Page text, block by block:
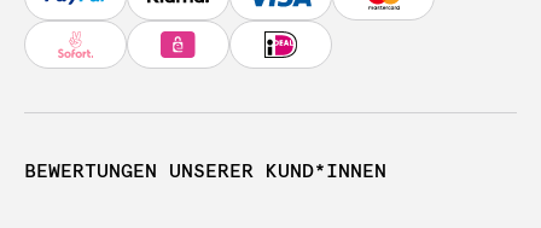
BEWERTUNGEN UNSERER KUND*INNEN